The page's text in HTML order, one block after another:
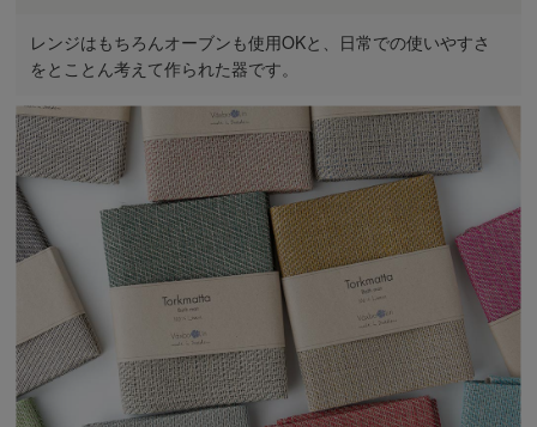
レンジはもちろんオーブンも使用OKと、日常での使いやすさ
をとことん考えて作られた器です。